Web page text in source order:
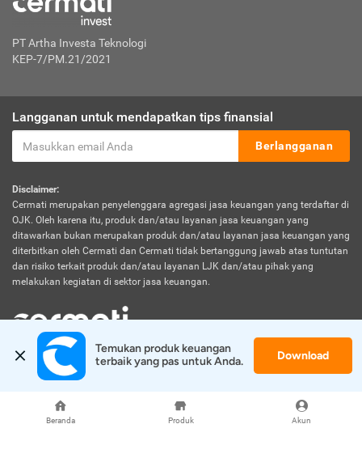
Beranda Produk Akun
PT Artha Investa Teknologi
KEP-7/PM.21/2021
Langganan untuk mendapatkan tips finansial
Berlangganan
Disclaimer:
Cermati merupakan penyelenggara agregasi jasa keuangan yang terdaftar di
OJK. Oleh karena itu, produk dan/atau layanan jasa keuangan yang
ditawarkan bukan merupakan produk dan/atau layanan jasa keuangan yang
diterbitkan oleh Cermati dan Cermati tidak bertanggung jawab atas tuntutan
dan risiko terkait produk dan/atau layanan LJK dan/atau pihak yang
melakukan kegiatan di sektor jasa keuangan.
© 2026 Cermati. All Rights Reserved.
Temukan produk keuangan
terbaik yang pas untuk Anda.
Download